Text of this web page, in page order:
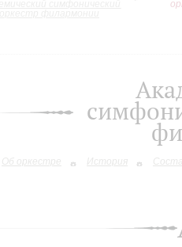
Об оркестре История